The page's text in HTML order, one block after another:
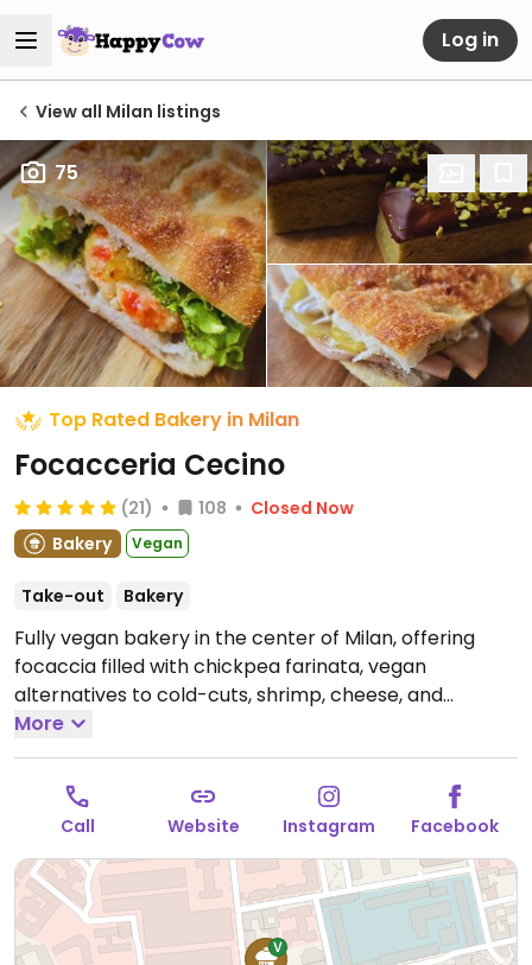
Log in
View all Milan listings
75
Top Rated Bakery in Milan
Focacceria Cecino
(21) 108
Closed Now
Bakery
Vegan
Take-out Bakery
Fully vegan bakery in the center of Milan, offering
focaccia filled with chickpea farinata, vegan
alternatives to cold-cuts, shrimp, cheese, and
veggies. Cruelty free desserts also available.
Mon-Fri 12:00-20:00.
More
Call Website Instagram Facebook